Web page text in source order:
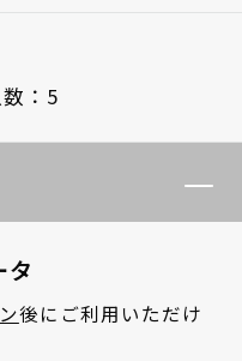
数：5
タ
後にご利用いただけ